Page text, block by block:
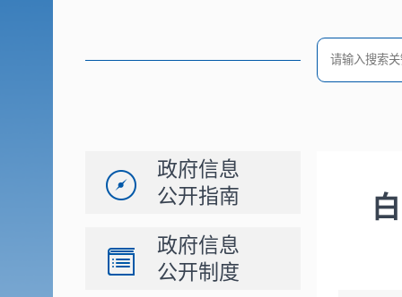
政府信息
公开指南
政府信息
公开制度